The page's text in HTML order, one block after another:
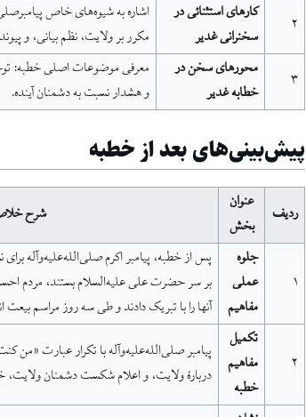
۲
کارهای استثنائی در
سخنرانی غدیر
اشاره به شیوه‌های خاص پیامبرصلی
مکرر بر ولایت، نظم بیانی، و
۳
محورهای سخن در
خطابه غدیر
معرفی موضوعات اصلی خطبه:
و هشدار نسبت به دشمنان آینده.
پیش‌بینی‌های بعد از خطبه
ردیف
عنوان
بخش
شرح
۱
جلوه
عملی
مفاهیم
پس از خطبه، پیامبر اکرم صلی‌الله‌علیه‌وآله
بر سر حضرت علی علیه‌السلام بستند، مردم
آنها را با تبریک دادند و طی سه روز مراسم بیعت
۲
تکمیل
مفاهیم
خطبه
پیامبر صلی‌الله‌علیه‌وآله با تکرار عبارت «من
دربارهٔ ولایت، و اعلام شکست دشمنان ولایت،